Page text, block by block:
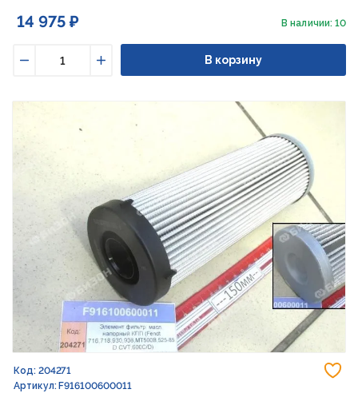
14 975 ₽ В наличии: 10
Увеличить
В корзину
Код: 204271
Артикул: F916100600011